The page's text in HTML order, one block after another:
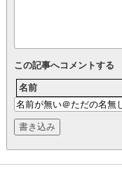
この記事へコメントする
名前